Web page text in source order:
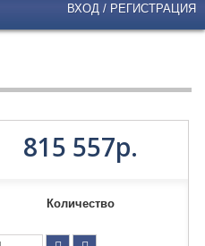
ВХОД / РЕГИСТРАЦИЯ
815 557р.
Количество